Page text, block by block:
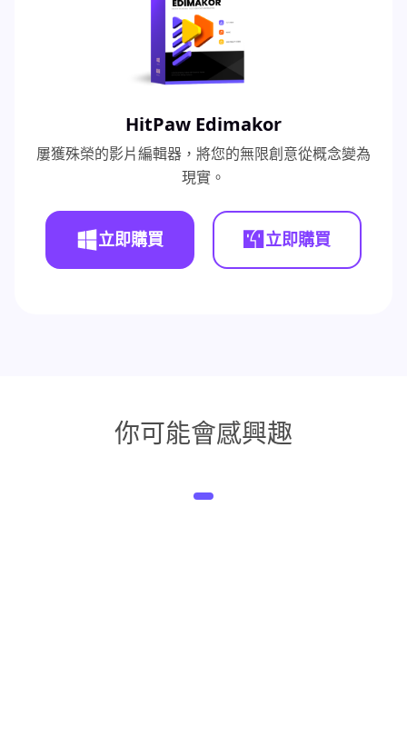
HitPaw Edimakor
屢獲殊榮的影片編輯器，將您的無限創意從概念變為
現實。
立即購買 立即購買
你可能會感興趣